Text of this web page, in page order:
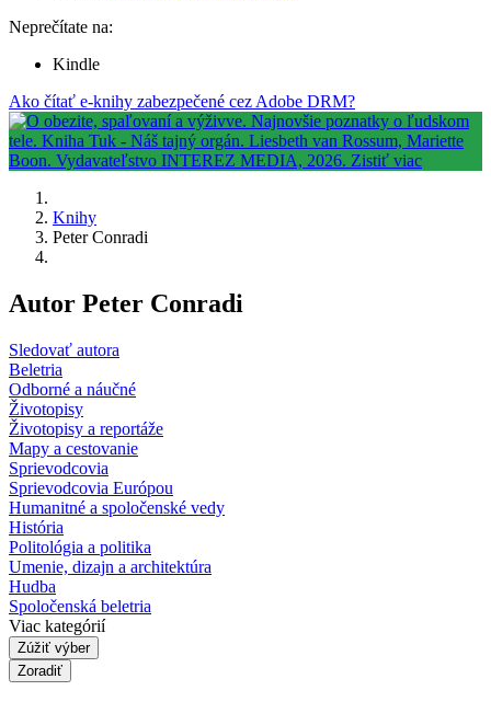
Neprečítate na:
Kindle
Ako čítať e-knihy zabezpečené cez Adobe DRM?
Knihy
Peter Conradi
Autor Peter Conradi
Sledovať autora
Beletria
Odborné a náučné
Životopisy
Životopisy a reportáže
Mapy a cestovanie
Sprievodcovia
Sprievodcovia Európou
Humanitné a spoločenské vedy
História
Politológia a politika
Umenie, dizajn a architektúra
Hudba
Spoločenská beletria
Viac kategórií
Zúžiť výber
Zoradiť